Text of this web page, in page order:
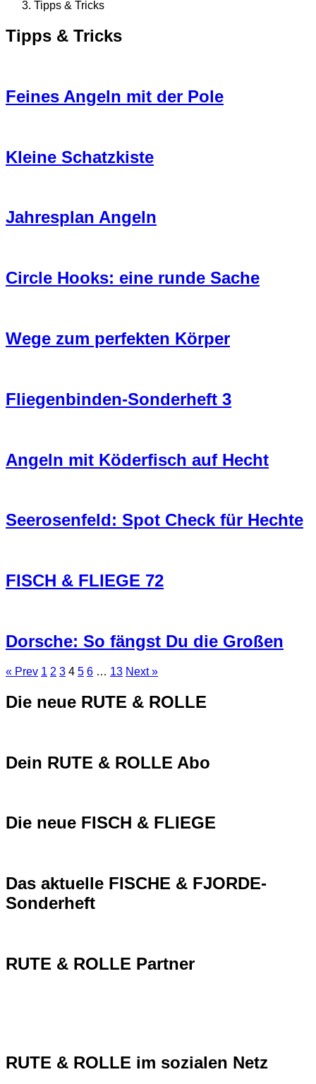
Tipps & Tricks
Tipps & Tricks
Feines Angeln mit der Pole
Kleine Schatzkiste
Jahresplan Angeln
Circle Hooks: eine runde Sache
Wege zum perfekten Körper
Fliegenbinden-Sonderheft 3
Angeln mit Köderfisch auf Hecht
Seerosenfeld: Spot Check für Hechte
FISCH & FLIEGE 72
Dorsche: So fängst Du die Großen
« Prev 1 2 3 4 5 6 … 13 Next »
Die neue RUTE & ROLLE
Dein RUTE & ROLLE Abo
Die neue FISCH & FLIEGE
Das aktuelle FISCHE & FJORDE-
Sonderheft
RUTE & ROLLE Partner
RUTE & ROLLE im sozialen Netz